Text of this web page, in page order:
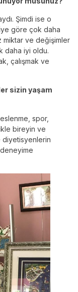
Şimdi ise o
göre çok daha
miktar ve değişimler
daha iyi oldu.
çalışmak ve
sizin yaşam
spor,
bireyin ve
diyetisyenlerin
deneyime